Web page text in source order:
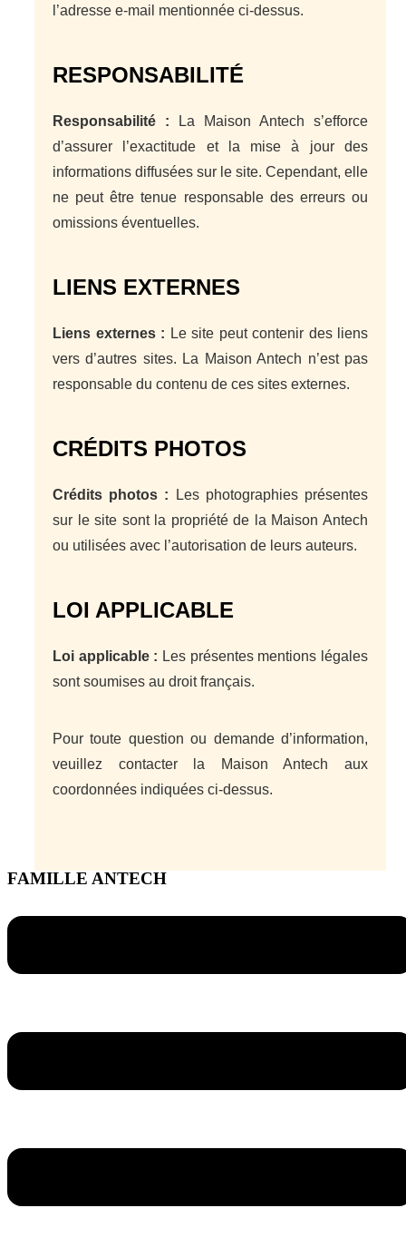
l’adresse e-mail mentionnée ci-dessus.
RESPONSABILITÉ
Responsabilité : La Maison Antech s’efforce
d’assurer l’exactitude et la mise à jour des
informations diffusées sur le site. Cependant, elle
ne peut être tenue responsable des erreurs ou
omissions éventuelles.
LIENS EXTERNES
Liens externes : Le site peut contenir des liens
vers d’autres sites. La Maison Antech n’est pas
responsable du contenu de ces sites externes.
CRÉDITS PHOTOS
Crédits photos : Les photographies présentes
sur le site sont la propriété de la Maison Antech
ou utilisées avec l’autorisation de leurs auteurs.
LOI APPLICABLE
Loi applicable : Les présentes mentions légales
sont soumises au droit français.
Pour toute question ou demande d’information,
veuillez contacter la Maison Antech aux
coordonnées indiquées ci-dessus.
FAMILLE ANTECH